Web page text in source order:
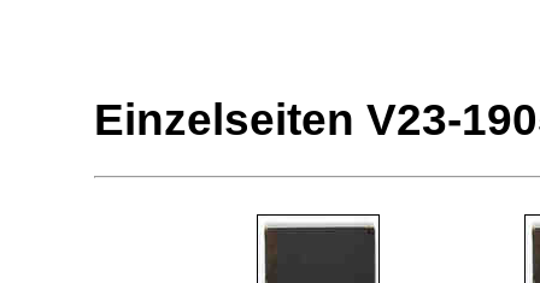
Einzelseiten V23-